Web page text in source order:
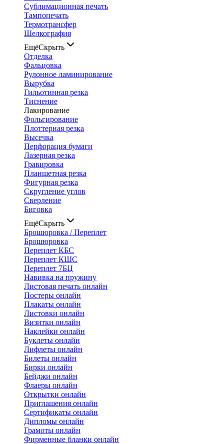
Сублимационная печать
Тампопечать
Термотрансфер
Шелкография
ЕщёСкрыть
Отделка
Фальцовка
Рулонное ламинирование
Вырубка
Гильотинная резка
Тиснение
Лакирование
Фольгирование
Плоттерная резка
Высечка
Перфорация бумаги
Лазерная резка
Гравировка
Планшетная резка
Фигурная резка
Скругление углов
Сверление
Биговка
ЕщёСкрыть
Брошюровка / Переплет
Брошюровка
Переплет КБС
Переплет КШС
Переплет 7БЦ
Навивка на пружину
Листовая печать онлайн
Постеры онлайн
Плакаты онлайн
Листовки онлайн
Визитки онлайн
Наклейки онлайн
Буклеты онлайн
Лифлеты онлайн
Билеты онлайн
Бирки онлайн
Бейджи онлайн
Флаеры онлайн
Открытки онлайн
Приглашения онлайн
Сертификаты онлайн
Дипломы онлайн
Грамоты онлайн
Фирменные бланки онлайн